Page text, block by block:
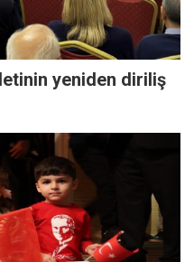
yeniden diriliş